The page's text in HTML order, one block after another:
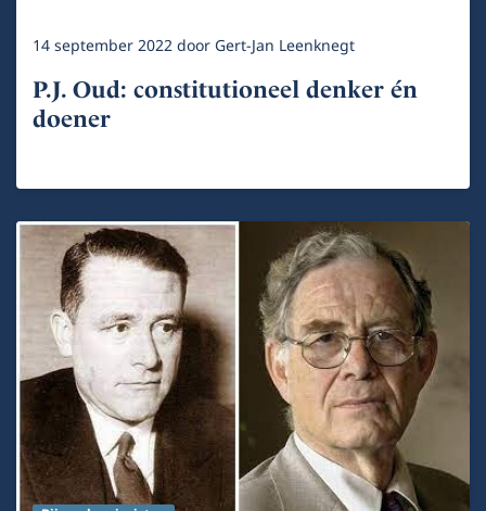
14 september 2022door Gert-Jan Leenknegt
P.J. Oud: constitutioneel denker én
doener